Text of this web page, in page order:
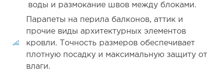
воды и размокание швов между блоками.
Парапеты на перила балконов, аттик и
прочие виды архитектурных элементов
кровли. Точность размеров обеспечивает
плотную посадку и максимальную защиту от
влаги.